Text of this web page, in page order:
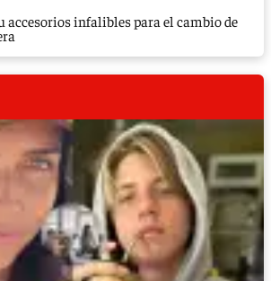
accesorios infalibles para el cambio de